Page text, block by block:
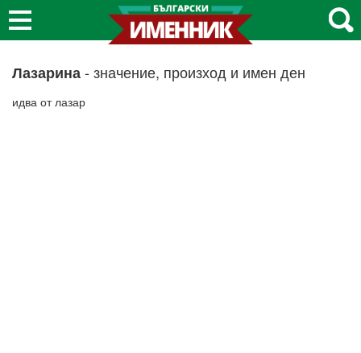
Лазарина- значение, произход и имен ден
идва от лазар